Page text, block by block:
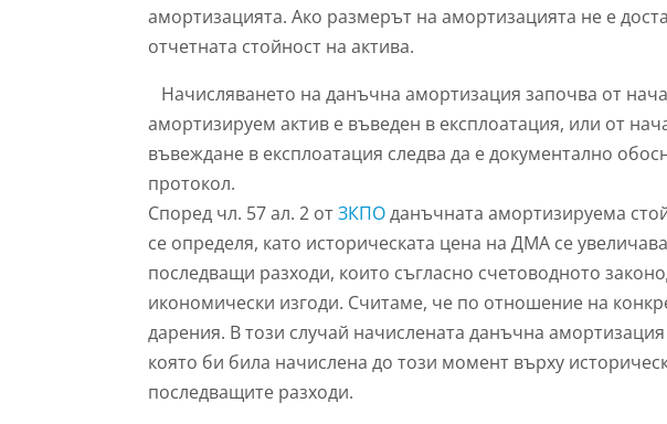
амортизацията. Ако размерът на амортизацията не е
отчетната стойност на актива.
Начисляването на данъчна амортизация започва от
амортизируем актив е въведен в експлоатация, или от
въвеждане в експлоатация следва да е документално
протокол.
Според чл. 57 ал. 2 отЗКПОданъчната амортизируема
се определя, като историческата цена на ДМА се
последващи разходи, които съгласно счетоводното
икономически изгоди. Считаме, че по отношение на
дарения. В този случай начислената данъчна
която би била начислена до този момент върху
последващите разходи.